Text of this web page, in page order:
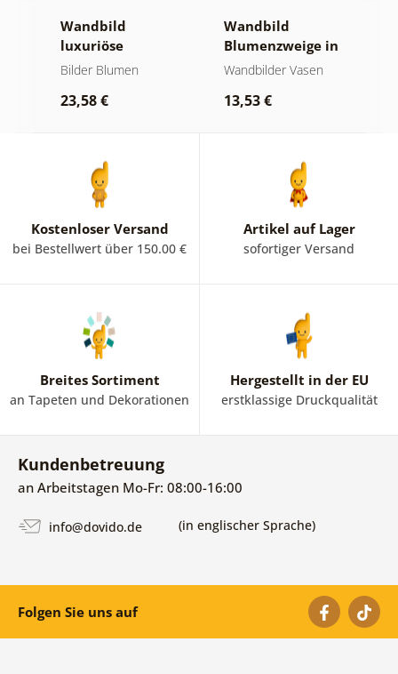
Wandbild
luxuriöse
blumenharmonie
Bilder Blumen
23,58 €
Wandbild
Blumenzweige in
einer schwarzen
Wandbilder Vasen
13,53 €
Kostenloser Versand
bei Bestellwert über 150.00 €
Artikel auf Lager
sofortiger Versand
Breites Sortiment
an Tapeten und Dekorationen
Hergestellt in der EU
erstklassige Druckqualität
Kundenbetreuung
an Arbeitstagen Mo-Fr: 08:00-16:00
info@dovido.de (in englischer Sprache)
Folgen Sie uns auf